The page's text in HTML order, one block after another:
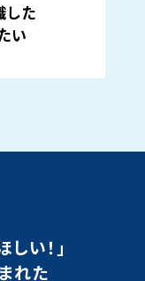
した
い
い！」
れた